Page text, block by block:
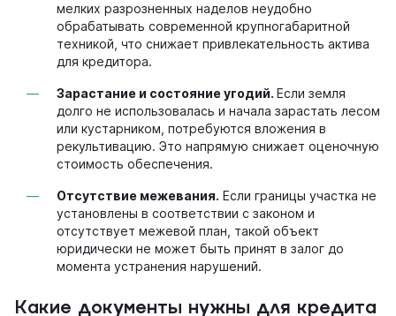
мелких разрозненных наделов неудобно
обрабатывать современной крупногабаритной
техникой, что снижает привлекательность актива
для кредитора.
Зарастание и состояние угодий. Если земля
долго не использовалась и начала зарастать лесом
или кустарником, потребуются вложения в
рекультивацию. Это напрямую снижает оценочную
стоимость обеспечения.
Отсутствие межевания. Если границы участка не
установлены в соответствии с законом и
отсутствует межевой план, такой объект
юридически не может быть принят в залог до
момента устранения нарушений.
Какие документы нужны для кредита